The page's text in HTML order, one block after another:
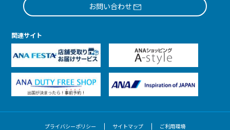
お問い合わせ
関連サイト
プライバシーポリシー サイトマップ ご利用環境